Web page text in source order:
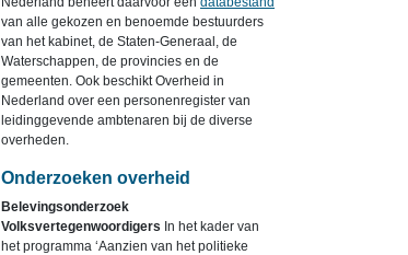
van alle gekozen en benoemde bestuurders
van het kabinet, de Staten-Generaal, de
Waterschappen, de provincies en de
gemeenten. Ook beschikt Overheid in
Nederland over een personenregister van
leidinggevende ambtenaren bij de diverse
overheden.
Onderzoeken overheid
Belevingsonderzoek
Volksvertegenwoordigers In het kader van
het programma ‘Aanzien van het politieke